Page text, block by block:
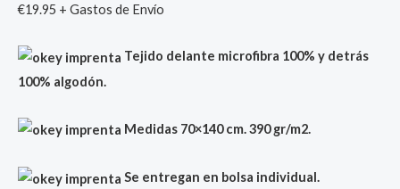
€19.95 + Gastos de Envío
Tejido delante microfibra 100% y detrás
100% algodón.
Medidas 70×140 cm. 390 gr/m2.
Se entregan en bolsa individual.